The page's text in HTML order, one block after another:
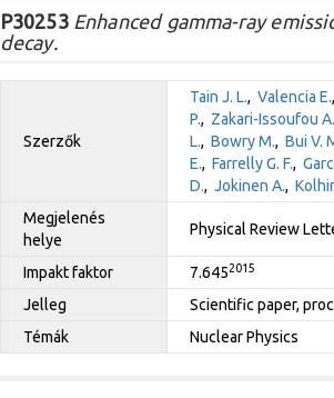
P30253Enhanced gamma-ray
decay.
Szerzők
Tain J. L., Valencia E.,
P., Zakari-Issoufou
L., Bowry M., Bui V.
E., Farrelly G. F.,
D., Jokinen A.,
Megjelenés
helye
Physical Review
Impakt faktor 7.6452015
Jelleg
Scientific paper,
Témák
Nuclear Physics